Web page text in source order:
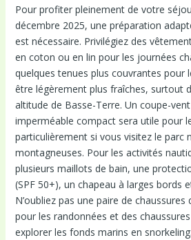
Pour profiter pleinement de votre
décembre 2025, une préparation
est nécessaire. Privilégiez des
en coton ou en lin pour les journées
quelques tenues plus couvrantes pour
être légèrement plus fraîches, surtout
altitude de Basse-Terre. Un coupe-
imperméable compact sera utile pour
particulièrement si vous visitez le parc
montagneuses. Pour les activités
plusieurs maillots de bain, une
(SPF 50+), un chapeau à larges bords
N’oubliez pas une paire de
pour les randonnées et des
explorer les fonds marins en